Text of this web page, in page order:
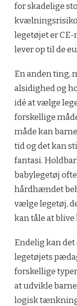
for skadelige
legetøjet er CE-
lever op til de
En anden ting,
alsidighed og
idé at vælge
forskellige
måde kan
tid og det kan
fantasi.
babylegetøj
hårdhændet
vælge legetøj,
kan tåle at
Endelig kan
legetøjets
forskellige
at udvikle
logisk tænkning